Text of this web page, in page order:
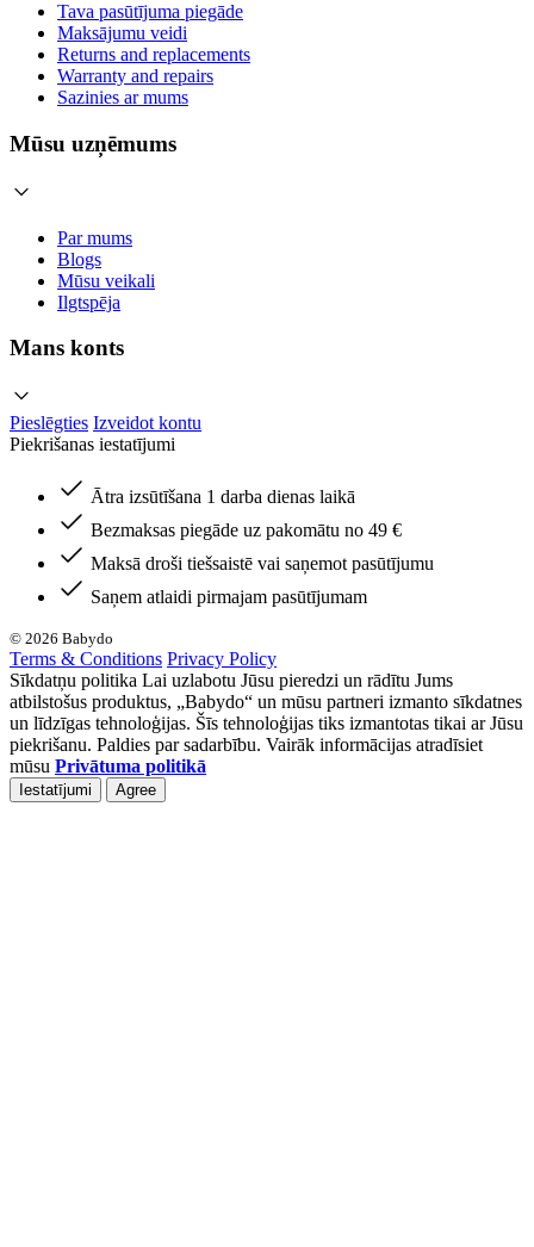
Tava pasūtījuma piegāde
Maksājumu veidi
Returns and replacements
Warranty and repairs
Sazinies ar mums
Mūsu uzņēmums
Par mums
Blogs
Mūsu veikali
Ilgtspēja
Mans konts
Pieslēgties Izveidot kontu
Piekrišanas iestatījumi
Ātra izsūtīšana 1 darba dienas laikā
Bezmaksas piegāde uz pakomātu no 49 €
Maksā droši tiešsaistē vai saņemot pasūtījumu
Saņem atlaidi pirmajam pasūtījumam
© 2026 Babydo
Terms & Conditions Privacy Policy
Sīkdatņu politika Lai uzlabotu Jūsu pieredzi un rādītu Jums
atbilstošus produktus, „Babydo“ un mūsu partneri izmanto sīkdatnes
un līdzīgas tehnoloģijas. Šīs tehnoloģijas tiks izmantotas tikai ar Jūsu
piekrišanu. Paldies par sadarbību. Vairāk informācijas atradīsiet
mūsu Privātuma politikā
Iestatījumi Agree